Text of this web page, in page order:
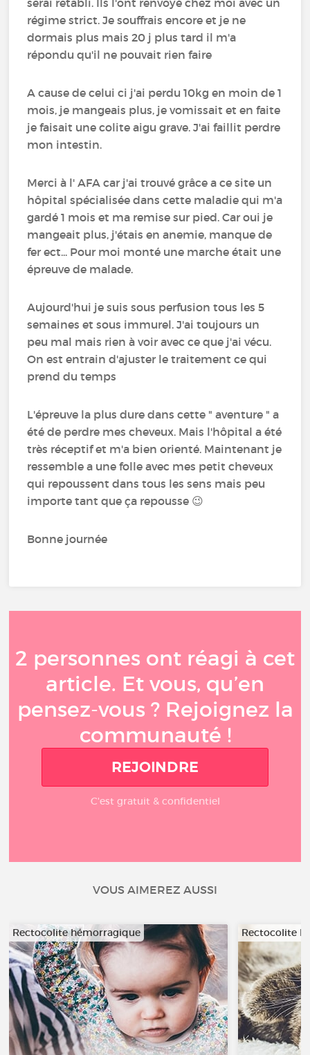
régime strict. Je souffrais encore et je ne
dormais plus mais 20 j plus tard il m'a
répondu qu'il ne pouvait rien faire
A cause de celui ci j'ai perdu 10kg en moin de 1
mois, je mangeais plus, je vomissait et en faite
je faisait une colite aigu grave. J'ai faillit perdre
mon intestin.
Merci à l' AFA car j'ai trouvé grâce a ce site un
hôpital spécialisée dans cette maladie qui m'a
gardé 1 mois et ma remise sur pied. Car oui je
mangeait plus, j'étais en anemie, manque de
fer ect... Pour moi monté une marche était une
épreuve de malade.
Aujourd'hui je suis sous perfusion tous les 5
semaines et sous immurel. J'ai toujours un
peu mal mais rien à voir avec ce que j'ai vécu.
On est entrain d'ajuster le traitement ce qui
prend du temps
L'épreuve la plus dure dans cette " aventure " a
été de perdre mes cheveux. Mais l'hôpital a été
très réceptif et m'a bien orienté. Maintenant je
ressemble a une folle avec mes petit cheveux
qui repoussent dans tous les sens mais peu
importe tant que ça repousse 😉
Bonne journée
2 personnes ont réagi à cet
article. Et vous, qu’en
pensez-vous ? Rejoignez la
communauté !
REJOINDRE
C'est gratuit & confidentiel
VOUS AIMEREZ AUSSI
Rectocolite hémorragique Rectocolite